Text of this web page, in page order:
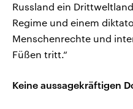
Russland ein
Regime und einem
Menschenrechte und
Füßen tritt.“
Keine aussagekräftigen